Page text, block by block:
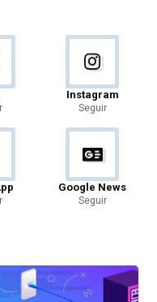
Instagram
Seguir
Google News
Seguir